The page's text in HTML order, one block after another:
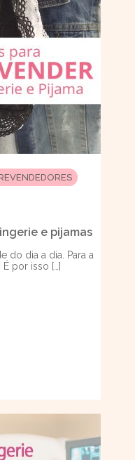
e pijamas
do dia a dia. Para a
por isso […]